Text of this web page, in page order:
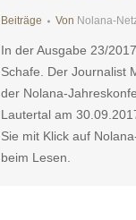
Beiträge Von Nolana-
In der Ausgabe 23/
Schafe. Der Journalist
der Nolana-
Lautertal am
Sie mit Klick auf
beim Lesen.